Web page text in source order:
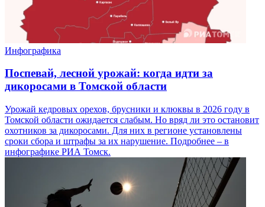
Инфографика
Поспевай, лесной урожай: когда идти за
дикоросами в Томской области
Урожай кедровых орехов, брусники и клюквы в 2026 году в
Томской области ожидается слабым. Но вряд ли это остановит
охотников за дикоросами. Для них в регионе установлены
сроки сбора и штрафы за их нарушение. Подробнее – в
инфографике РИА Томск.